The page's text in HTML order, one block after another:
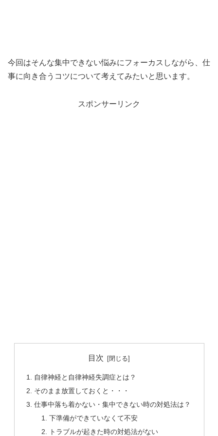
今回はそんな集中できない悩みにフォーカスしながら、仕
事に向き合うコツについて考えてみたいと思います。
スポンサーリンク
目次
自律神経と自律神経失調症とは？
そのまま放置しておくと・・・
仕事中落ち着かない・集中できない時の対処法は？
下準備ができていなくて不安
トラブルが起きた時の対処法がない